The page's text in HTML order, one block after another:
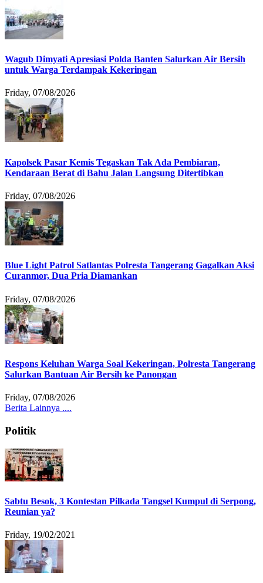
Wagub Dimyati Apresiasi Polda Banten Salurkan Air Bersih
untuk Warga Terdampak Kekeringan
Friday, 07/08/2026
Kapolsek Pasar Kemis Tegaskan Tak Ada Pembiaran,
Kendaraan Berat di Bahu Jalan Langsung Ditertibkan
Friday, 07/08/2026
Blue Light Patrol Satlantas Polresta Tangerang Gagalkan Aksi
Curanmor, Dua Pria Diamankan
Friday, 07/08/2026
Respons Keluhan Warga Soal Kekeringan, Polresta Tangerang
Salurkan Bantuan Air Bersih ke Panongan
Friday, 07/08/2026
Berita Lainnya ....
Politik
Sabtu Besok, 3 Kontestan Pilkada Tangsel Kumpul di Serpong,
Reunian ya?
Friday, 19/02/2021